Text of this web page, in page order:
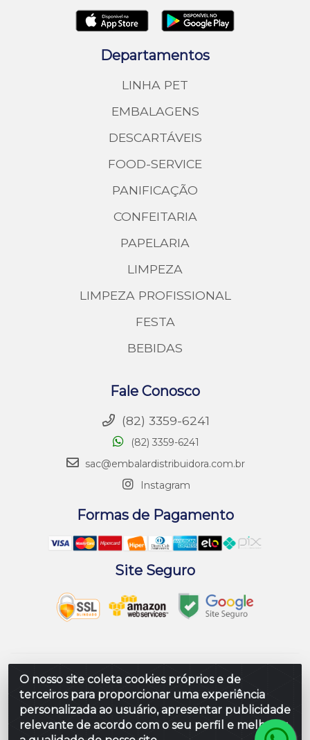
O nosso site coleta cookies próprios e de
terceiros para proporcionar uma experiência
personalizada ao usuário, apresentar publicidade
relevante de acordo com o seu perfil e melhorar
Departamentos
LINHA PET
EMBALAGENS
DESCARTÁVEIS
FOOD-SERVICE
PANIFICAÇÃO
CONFEITARIA
PAPELARIA
LIMPEZA
LIMPEZA PROFISSIONAL
FESTA
BEBIDAS
Fale Conosco
(82) 3359-6241
(82) 3359-6241
sac@embalardistribuidora.com.br
Instagram
Formas de Pagamento
Site Seguro
Embalar Distribuidora de Embalagens LTDA - Rodovia
Br 104 Al, Loteamento Paraiso, S/N - Prefeito Antonio L
de Souza, Rio Largo/AL - CEP 57100-000 - CNPJ
10.347.424/0001-80